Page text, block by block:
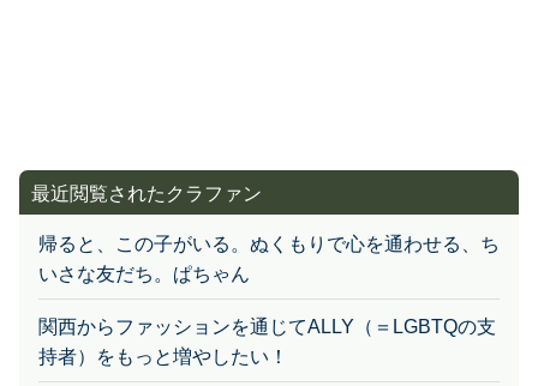
帰ると、この子がいる。ぬくもりで心を通わせる、ち
いさな友だち。ぱちゃん
持者）をもっと増やしたい！